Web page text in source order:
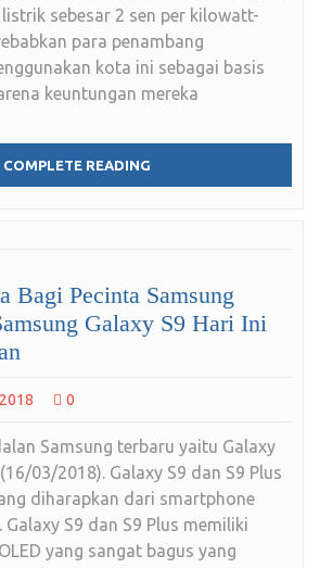
sebesar 2 sen per kilowatt-
para penambang
kota ini sebagai basis
keuntungan mereka
COMPLETE READING
Bagi Pecinta Samsung
Galaxy S9 Hari Ini
0
Samsung terbaru yaitu Galaxy
03/2018). Galaxy S9 dan S9 Plus
diharapkan dari smartphone
S9 dan S9 Plus memiliki
yang sangat bagus yang